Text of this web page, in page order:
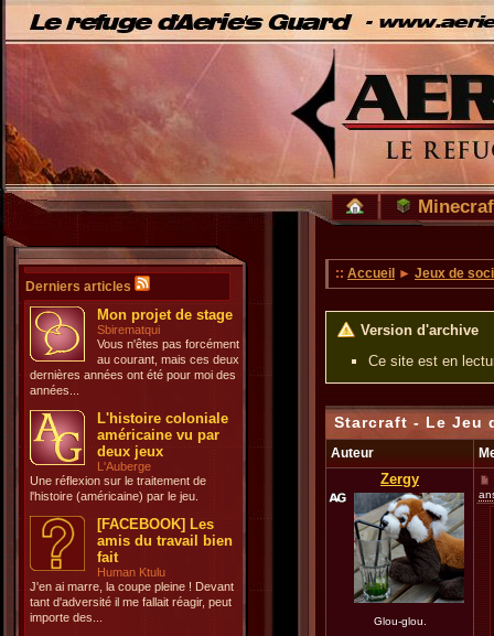
Derniers articles
Mon projet de stage
Sbirematqui
Vous n'êtes pas forcément
au courant, mais ces deux
dernières années ont été pour moi des
années...
L'histoire coloniale
américaine vu par
deux jeux
L'Auberge
Une réflexion sur le traitement de
l'histoire (américaine) par le jeu.
[FACEBOOK] Les
amis du travail bien
fait
Human Ktulu
J'en ai marre, la coupe pleine ! Devant
tant d'adversité il me fallait réagir, peut
importe des...
:: Accueil ► Jeux de
Version d'archive
Ce site est en
Starcraft - Le Jeu
Auteur
Zergy
Glou-glou.